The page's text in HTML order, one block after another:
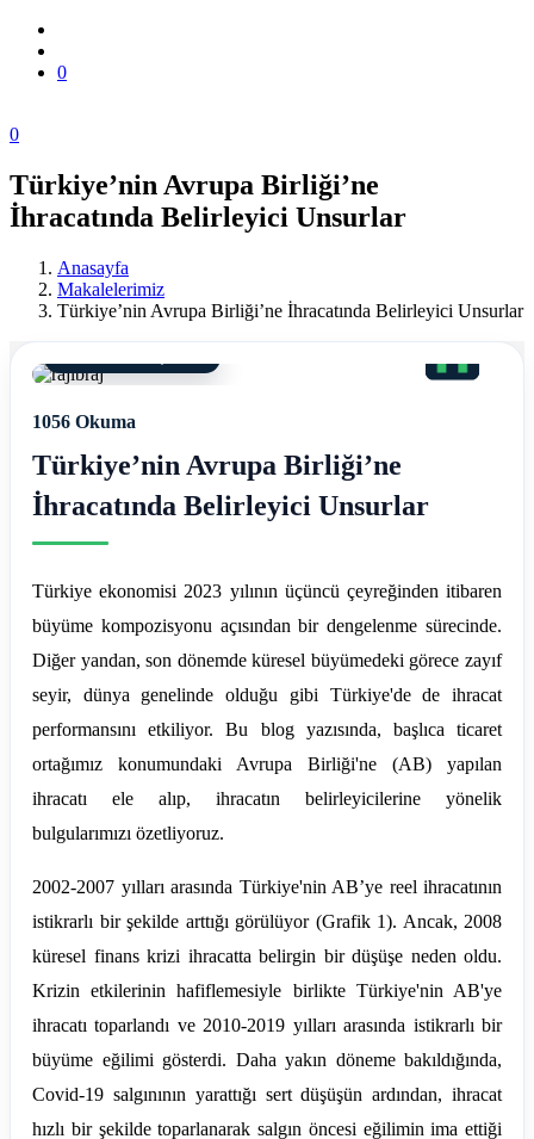
0
0
Zonguldak
Ereğli
Mali
Müşavir
Ferdi
Asım
Hellaç
Türkiye’nin Avrupa Birliği’ne
İhracatında Belirleyici Unsurlar
Anasayfa
Makalelerimiz
Türkiye’nin Avrupa Birliği’ne İhracatında Belirleyici Unsurlar
1056 Okuma
Türkiye’nin Avrupa Birliği’ne
İhracatında Belirleyici Unsurlar
Türkiye ekonomisi 2023 yılının üçüncü çeyreğinden itibaren
büyüme kompozisyonu açısından bir dengelenme sürecinde.
Diğer yandan, son dönemde küresel büyümedeki görece zayıf
seyir, dünya genelinde olduğu gibi Türkiye'de de ihracat
performansını etkiliyor. Bu blog yazısında, başlıca ticaret
ortağımız konumundaki Avrupa Birliği'ne (AB) yapılan
ihracatı ele alıp, ihracatın belirleyicilerine yönelik
bulgularımızı özetliyoruz.
2002-2007 yılları arasında Türkiye'nin AB’ye reel ihracatının
istikrarlı bir şekilde arttığı görülüyor (Grafik 1). Ancak, 2008
küresel finans krizi ihracatta belirgin bir düşüşe neden oldu.
Krizin etkilerinin hafiflemesiyle birlikte Türkiye'nin AB'ye
ihracatı toparlandı ve 2010-2019 yılları arasında istikrarlı bir
büyüme eğilimi gösterdi. Daha yakın döneme bakıldığında,
Covid-19 salgınının yarattığı sert düşüşün ardından, ihracat
hızlı bir şekilde toparlanarak salgın öncesi eğilimin ima ettiği